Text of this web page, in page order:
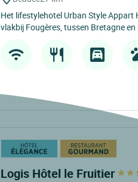
Het lifestylehotel Urban Style Appart
vlakbij Fougères, tussen Bretagne
Logis Hôtel le Fruitier